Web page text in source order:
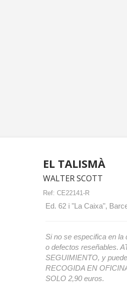
EL TALISMÀ
WALTER SCOTT
Ref: CE22141-R
Ed. 62 i "La Caixa",
Si no se especifica en la
o defectos reseñables.
SEGUIMIENTO, y
RECOGIDA EN
SOLO 2,90 euros.